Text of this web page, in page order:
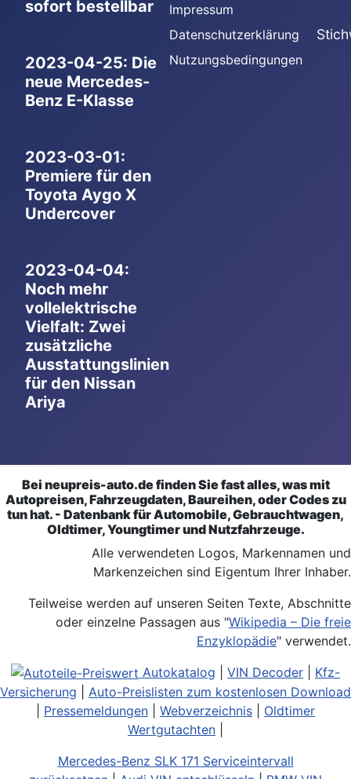
sofort bestellbar
2023-04-25: Die
neue Mercedes-
Benz E-Klasse
2023-03-01:
Premiere für den
Toyota Aygo X
Undercover
2023-04-04:
Noch mehr
vollelektrische
Vielfalt: Zwei
zusätzliche
Ausstattungslinien
für den Nissan
Ariya
Impressum
Datenschutzerklärung
Nutzungsbedingungen
Bei neupreis-auto.de finden Sie fast alles, was mit
Autopreisen, Fahrzeugdaten, Baureihen, oder Codes zu
tun hat. - Datenbank für Automobile, Gebrauchtwagen,
Oldtimer, Youngtimer und Nutzfahrzeuge.
Alle verwendeten Logos, Markennamen und
Markenzeichen sind Eigentum Ihrer Inhaber.
Teilweise werden auf unseren Seiten Texte, Abschnitte
oder einzelne Passagen aus "Wikipedia – Die freie
Enzyklopädie" verwendet.
Autokatalog
VIN Decoder
Kfz-
Versicherung
Auto-Preislisten zum kostenlosen Download
Pressemeldungen Webverzeichnis
Oldtimer
Wertgutachten
Mercedes-Benz SLK 171 Serviceintervall